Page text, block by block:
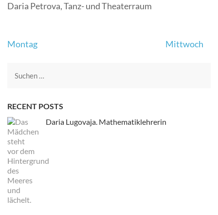
Daria Petrova, Tanz- und Theaterraum
Beitrags-
Montag Mittwoch
Suche
RECENT POSTS
Daria Lugovaja. Mathematiklehrerin